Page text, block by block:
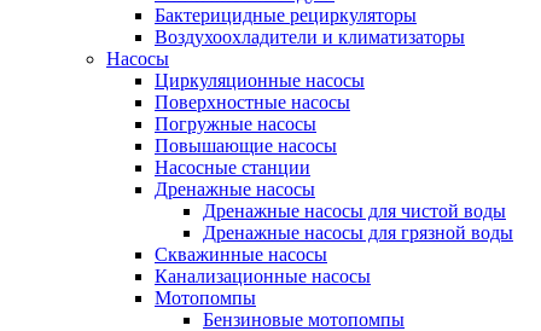
Бактерицидные рециркуляторы
Воздухоохладители и климатизаторы
Насосы
Циркуляционные насосы
Поверхностные насосы
Погружные насосы
Повышающие насосы
Насосные станции
Дренажные насосы
Дренажные насосы для чистой воды
Дренажные насосы для грязной воды
Скважинные насосы
Канализационные насосы
Мотопомпы
Бензиновые мотопомпы